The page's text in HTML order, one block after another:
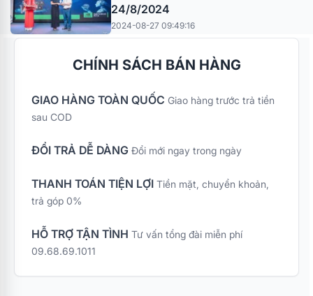
24/8/2024
2024-08-27 09:49:16
CHÍNH SÁCH BÁN HÀNG
GIAO HÀNG TOÀN QUỐC Giao hàng trước trả tiền
sau COD
ĐỔI TRẢ DỄ DÀNG Đổi mới ngay trong ngày
THANH TOÁN TIỆN LỢI Tiền mặt, chuyển khoản,
trả góp 0%
HỖ TRỢ TẬN TÌNH Tư vấn tổng đài miễn phí
09.68.69.1011